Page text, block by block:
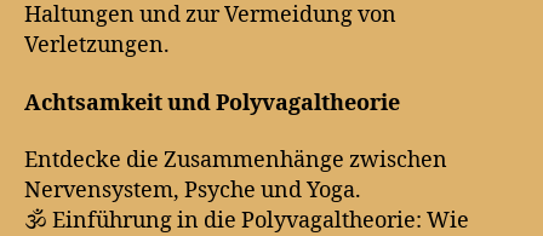
Haltungen und zur Vermeidung von
Verletzungen.
Achtsamkeit und Polyvagaltheorie
Entdecke die Zusammenhänge zwischen
Nervensystem, Psyche und Yoga.
🕉️ Einführung in die Polyvagaltheorie: Wie